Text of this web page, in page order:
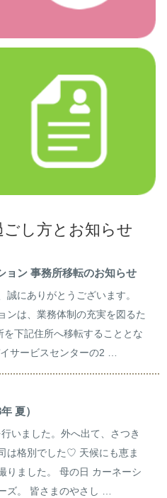
し方とお知らせ
ョン 事務所移転のお知らせ
にありがとうございます。
ンは、業務体制の充実を図るた
下記住所へ移転することとな
サービスセンターの2 …
夏）
いました。外へ出て、さつき
は格別でした♡ 天候にも恵ま
りました。 母の日 カーネーシ
ズ。 皆さまのやさし …